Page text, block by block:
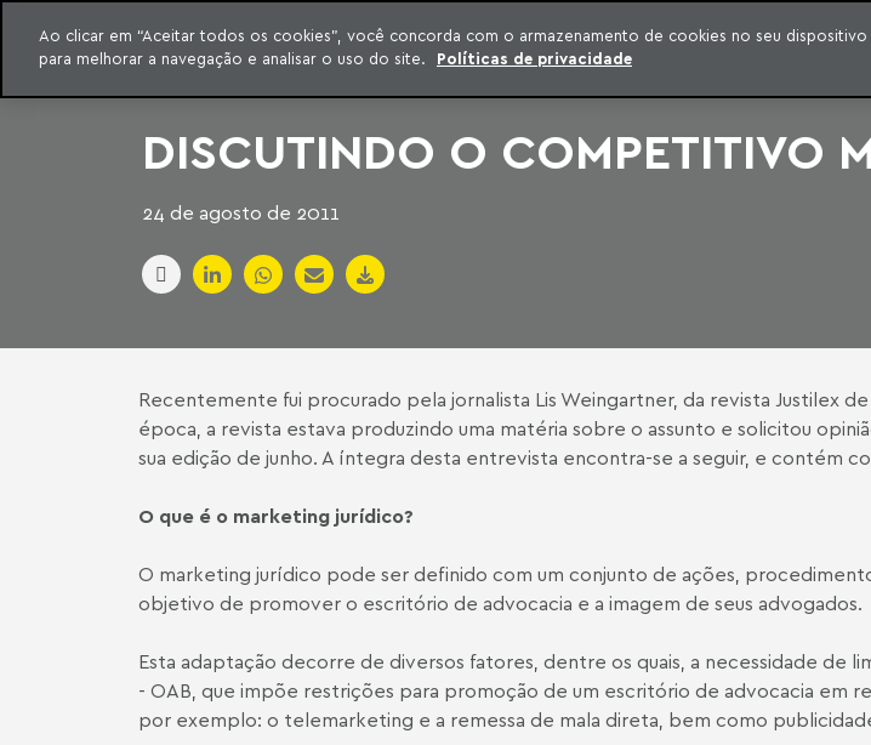
para o conteúdo
Machado Meyer
INTELIGÊNCIA JURÍDICA
CONTEÚDO EXCLUSIVO MACHADO MEYER ADVOGADOS
SÉRIES PUBLICAÇÕES
DISCUTINDO O COMPETITIVO
24 de agosto de 2011
Recentemente fui procurado pela jornalista Lis Weingartner, da revista Justilex
época, a revista estava produzindo uma matéria sobre o assunto e solicitou
sua edição de junho. A íntegra desta entrevista encontra-se a seguir, e contém
O que é o marketing jurídico?
O marketing jurídico pode ser definido com um conjunto de ações,
objetivo de promover o escritório de advocacia e a imagem de seus advogados.
Esta adaptação decorre de diversos fatores, dentre os quais, a necessidade de
- OAB, que impõe restrições para promoção de um escritório de advocacia em
por exemplo: o telemarketing e a remessa de mala direta, bem como
Ao clicar em “Aceitar todos os cookies”, você concorda com o armazenamento de cookies no seu dispositivo
para melhorar a navegação e analisar o uso do site.
Políticas de privacidade